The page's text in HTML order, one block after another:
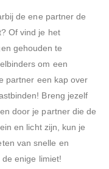
de ene partner de
Of vind je het
gehouden te
om een
partner een kap over
Breng jezelf
door je partner die de
en licht zijn, kun je
van snelle en
enige limiet!